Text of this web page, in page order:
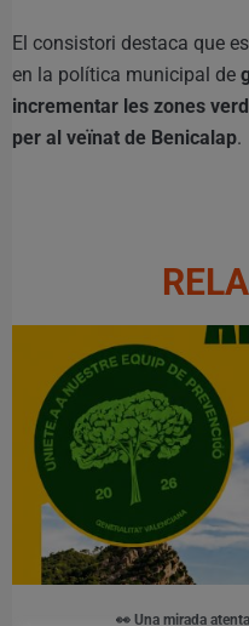
El consistori destaca que
en la política municipal de
incrementar les zones
per al veïnat de Benicalap.
👀 Una mirada